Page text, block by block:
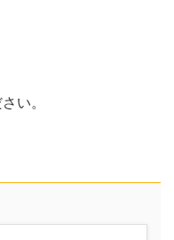
い。